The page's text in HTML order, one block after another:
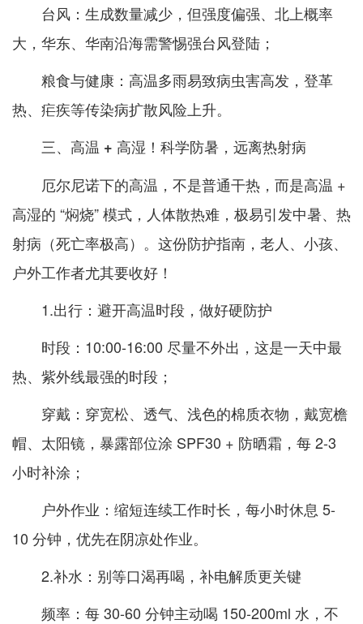
台风：生成数量减少，但强度偏强、北上概率
大，华东、华南沿海需警惕强台风登陆；
粮食与健康：高温多雨易致病虫害高发，登革
热、疟疾等传染病扩散风险上升。
三、高温 + 高湿！科学防暑，远离热射病
厄尔尼诺下的高温，不是普通干热，而是高温 +
高湿的 “焖烧” 模式，人体散热难，极易引发中暑、热
射病（死亡率极高）。这份防护指南，老人、小孩、
户外工作者尤其要收好！
1.出行：避开高温时段，做好硬防护
时段：10:00-16:00 尽量不外出，这是一天中最
热、紫外线最强的时段；
穿戴：穿宽松、透气、浅色的棉质衣物，戴宽檐
帽、太阳镜，暴露部位涂 SPF30 + 防晒霜，每 2-3
小时补涂；
户外作业：缩短连续工作时长，每小时休息 5-
10 分钟，优先在阴凉处作业。
2.补水：别等口渴再喝，补电解质更关键
频率：每 30-60 分钟主动喝 150-200ml 水，不